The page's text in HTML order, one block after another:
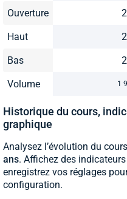
Ouverture
Haut
Bas
Volume 1
Historique du cours,
graphique
Analysez l’évolution du
ans. Affichez des
enregistrez vos réglages
configuration.